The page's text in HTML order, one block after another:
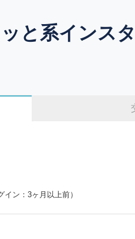
と系インス
イン：3ヶ月以上前）